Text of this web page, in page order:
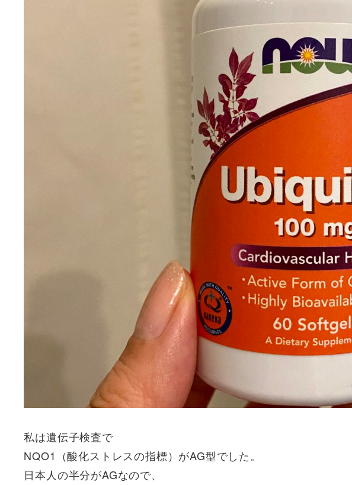
私は遺伝子検査で
NQO1（酸化ストレスの指標）がAG型でした。
日本人の半分がAGなので、